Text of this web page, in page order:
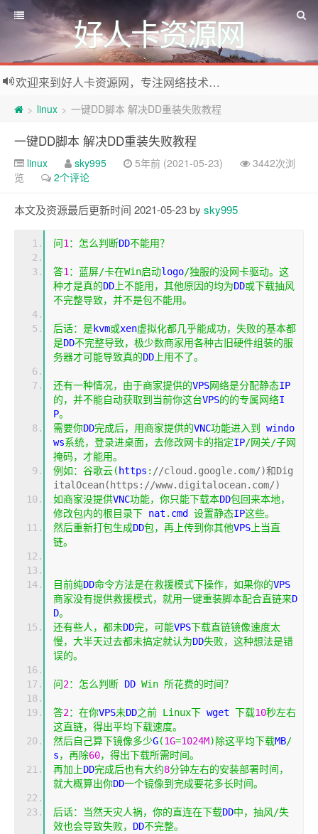
好人卡资源网
欢迎来到好人卡资源网，专注网络技术资源收集，我们不仅是网络资源的搬运工，也生产原创资源。寻找资源请留言或关注公众号:烈日下的男人
> linux > 一键DD脚本 解决DD重装失败教程
一键DD脚本 解决DD重装失败教程
linux sky995 5年前 (2021-05-23)
3442次浏
览
2个评论
本文及资源最后更新时间 2021-05-23 by sky995
问1 ：怎么判断DD不能用？
答1 ：蓝屏/卡在Win启动logo/独服的没网卡驱动。这
种才是真的DD 上不能用，其他原因的均为DD或下载抽风
不完整导致，并不是包不能用。
后话：是kvm或xen虚拟化都几乎能成功，失败的基本都
是DD不完整导致，极少数商家用各种古旧硬件组装的服
务器才可能导致真的DD 上用不了。
还有一种情况，由于商家提供的VPS网络是分配静态IP
的，并不能自动获取到当前你这台VPS的的专属网络I
P。
需要你DD完成后，用商家提供的VNC功能进入到
windo
ws系统，登录进桌面，去修改网卡的指定IP/网关/子网
掩码，才能用。
例如：谷歌云( https : //cloud.google.com/)和Dig
italOcean(https://www.digitalocean.com/)
如商家没提供VNC功能，你只能下载本DD包回来本地，
修改包内的根目录下 nat . cmd 设置静态IP这些。
然后重新打包生成DD包，再上传到你其他VPS 上当直
链。
目前纯DD命令方法是在救援模式下操作，如果你的VPS
商家没有提供救援模式，就用一键重装脚本配合直链来D
D。
还有些人，都未DD完，可能VPS下载直链镜像速度太
慢，大半天过去都未搞定就认为DD失败，这种想法是错
误的。
问2：怎么判断 DD Win 所花费的时间？
答2：在你VPS未DD之前 Linux下 wget 下载10秒左右
这直链，得出平均下载速度。
然后自己算下镜像多少G(1G=1024M)除这平均下载MB/
s，再除60，得出下载所需时间。
再加上DD完成后也有大约8分钟左右的安装部署时间，
就大概算出你DD一个镜像到完成要花多长时间。
后话：当然天灾人祸，你的直连在下载DD中，抽风/失
效也会导致失败， DD不完整。